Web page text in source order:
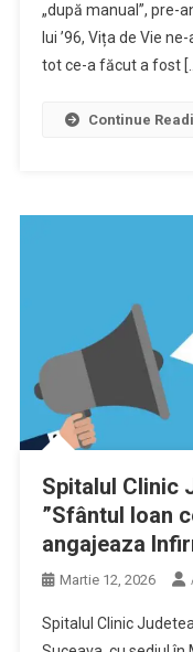
„după manual”, pre-
lui ’96, Vița de Vie
tot ce-a făcut a fost
Continue
Spitalul Clinic
”Sfântul Ioan
angajeaza
Martie 12, 2026
Spitalul Clinic